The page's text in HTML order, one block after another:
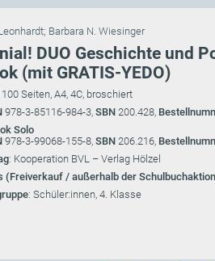
; Barbara N. Wiesinger
DUO Geschichte und
(mit GRATIS-YEDO)
Seiten, A4, 4C, broschiert
978-3-85116-984-3, SBN 200.428,
Solo
978-3-99068-155-8, SBN 206.216,
: Kooperation BVL – Verlag Hölzel
(Freiverkauf / außerhalb der
: Schüler:innen, 4. Klasse